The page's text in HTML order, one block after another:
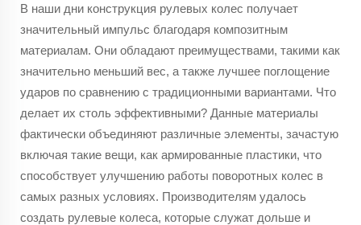
В наши дни конструкция рулевых колес получает
значительный импульс благодаря композитным
материалам. Они обладают преимуществами, такими как
значительно меньший вес, а также лучшее поглощение
ударов по сравнению с традиционными вариантами. Что
делает их столь эффективными? Данные материалы
фактически объединяют различные элементы, зачастую
включая такие вещи, как армированные пластики, что
способствует улучшению работы поворотных колес в
самых разных условиях. Производителям удалось
создать рулевые колеса, которые служат дольше и